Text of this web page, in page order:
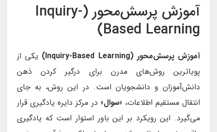
آموزش پرسش‌محور (Inquiry-
Based Learning)
آموزش پرسش‌محور (Inquiry-Based Learning)
یکی از
پویاترین روش‌های مدرن برای درگیر کردن ذهن
دانش‌آموزان و دانشجویان است. در این روش، به جای
انتقال مستقیم اطلاعات، «سوال» در مرکز دایره یادگیری قرار
می‌گیرد. این رویکرد بر این باور استوار است که یادگیری